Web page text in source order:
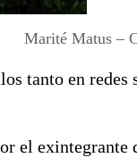
Marité Matus –
tanto en redes
el exintegrante